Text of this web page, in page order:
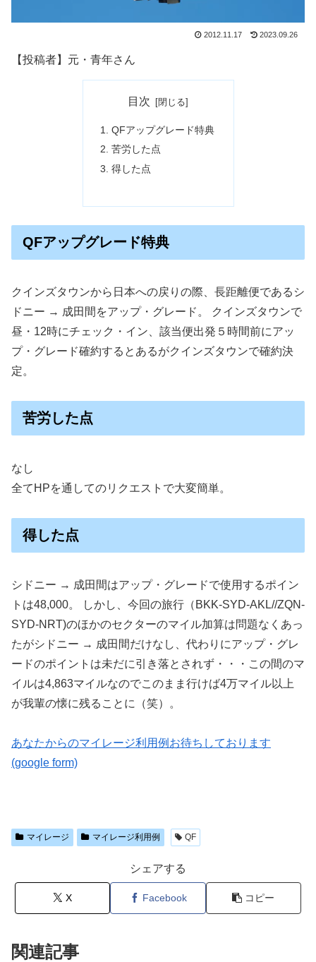
2012.11.17 2023.09.26
【投稿者】元・青年さん
目次
QFアップグレード特典
苦労した点
得した点
QFアップグレード特典
クインズタウンから日本への戻りの際、長距離便であるシ
ドニー → 成田間をアップ・グレード。 クインズタウンで
昼・12時にチェック・イン、該当便出発５時間前にアッ
プ・グレード確約するとあるがクインズタウンで確約決
定。
苦労した点
なし
全てHPを通してのリクエストで大変簡単。
得した点
シドニー → 成田間はアップ・グレードで使用するポイン
トは48,000。 しかし、今回の旅行（BKK-SYD-AKL//ZQN-
SYD-NRT)のほかのセクターのマイル加算は問題なくあっ
たがシドニー → 成田間だけなし、代わりにアップ・グレ
ードのポイントは未だに引き落とされず・・・この間のマ
イルは4,863マイルなのでこのまま行けば4万マイル以上
が我輩の懐に残ることに（笑）。
あなたからのマイレージ利用例お待ちしております
(google form)
マイレージ マイレージ利用例 QF
シェアする
X Facebook コピー
関連記事